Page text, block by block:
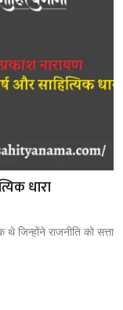
धारा
राजनीति को सत्ता